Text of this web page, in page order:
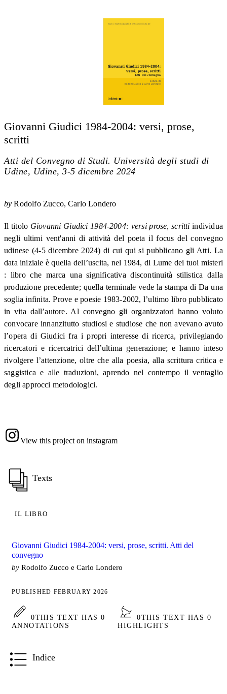
Giovanni Giudici 1984-2004: versi, prose,
scritti
Atti del Convegno di Studi. Università degli studi di
Udine, Udine, 3-5 dicembre 2024
by Rodolfo Zucco Carlo Londero
Il titolo Giovanni Giudici 1984-2004: versi prose, scritti individua
negli ultimi vent'anni di attività del poeta il focus del convegno
udinese (4-5 dicembre 2024) di cui qui si pubblicano gli Atti. La
data iniziale è quella dell’uscita, nel 1984, di Lume dei tuoi misteri
: libro che marca una significativa discontinuità stilistica dalla
produzione precedente; quella terminale vede la stampa di Da una
soglia infinita. Prove e poesie 1983-2002, l’ultimo libro pubblicato
in vita dall’autore. Al convegno gli organizzatori hanno voluto
convocare innanzitutto studiosi e studiose che non avevano avuto
l’opera di Giudici fra i propri interesse di ricerca, privilegiando
ricercatori e ricercatrici dell’ultima generazione; e hanno inteso
rivolgere l’attenzione, oltre che alla poesia, alla scrittura critica e
saggistica e alle traduzioni, aprendo nel contempo il ventaglio
degli approcci metodologici.
View this project on instagram
Texts
IL LIBRO
Giovanni Giudici 1984-2004: versi, prose, scritti. Atti del
convegno
by Rodolfo Zucco e Carlo Londero
PUBLISHED FEBRUARY 2026
0THIS TEXT HAS 0
ANNOTATIONS
0THIS TEXT HAS 0
HIGHLIGHTS
Indice